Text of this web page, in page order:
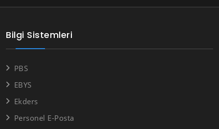
Bilgi Sistemleri
PBS
EBYS
Ekders
Personel E-Posta